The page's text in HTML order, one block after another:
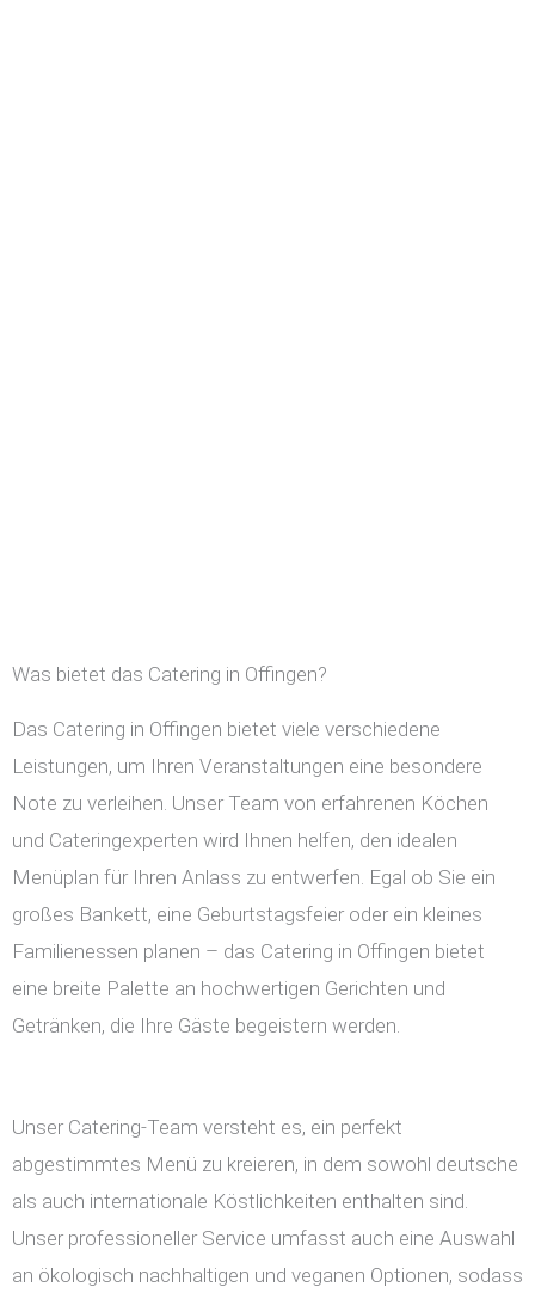
Was bietet das Catering in Offingen?
Das Catering in Offingen bietet viele verschiedene
Leistungen, um Ihren Veranstaltungen eine besondere
Note zu verleihen. Unser Team von erfahrenen Köchen
und Cateringexperten wird Ihnen helfen, den idealen
Menüplan für Ihren Anlass zu entwerfen. Egal ob Sie ein
großes Bankett, eine Geburtstagsfeier oder ein kleines
Familienessen planen – das Catering in Offingen bietet
eine breite Palette an hochwertigen Gerichten und
Getränken, die Ihre Gäste begeistern werden.
Unser Catering-Team versteht es, ein perfekt
abgestimmtes Menü zu kreieren, in dem sowohl deutsche
als auch internationale Köstlichkeiten enthalten sind.
Unser professioneller Service umfasst auch eine Auswahl
an ökologisch nachhaltigen und veganen Optionen, sodass